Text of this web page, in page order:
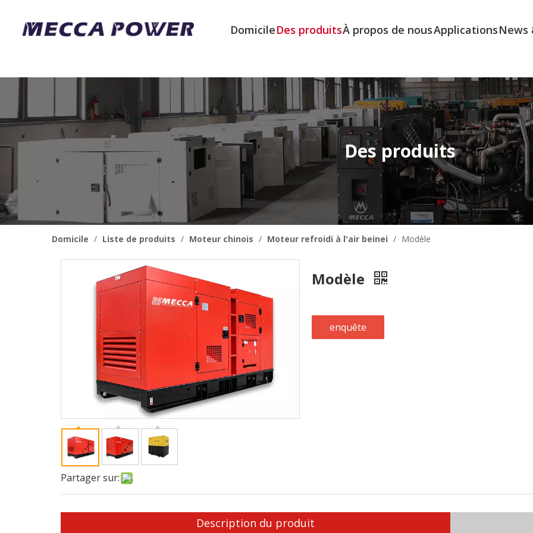
DomicileDes produitsÀ propos de nousApplicationsNews
Des produits
Domicile / Liste de produits / Moteur chinois / Moteur refroidi à l'air beinei / Modèle
Partager sur:
Modèle
enquête
Description du produit